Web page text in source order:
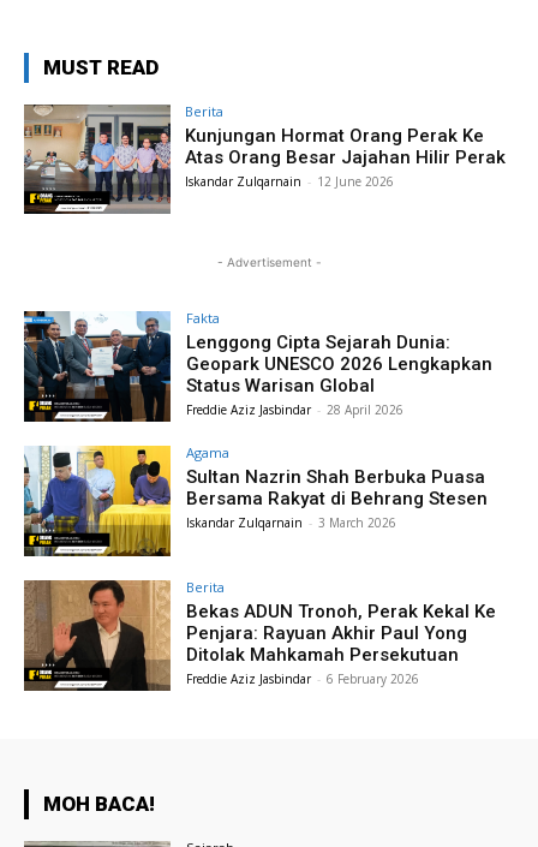
MUST READ
Berita
Kunjungan Hormat Orang Perak Ke
Atas Orang Besar Jajahan Hilir Perak
Iskandar Zulqarnain - 12 June 2026
- Advertisement -
Fakta
Lenggong Cipta Sejarah Dunia:
Geopark UNESCO 2026 Lengkapkan
Status Warisan Global
Freddie Aziz Jasbindar - 28 April 2026
Agama
Sultan Nazrin Shah Berbuka Puasa
Bersama Rakyat di Behrang Stesen
Iskandar Zulqarnain - 3 March 2026
Berita
Bekas ADUN Tronoh, Perak Kekal Ke
Penjara: Rayuan Akhir Paul Yong
Ditolak Mahkamah Persekutuan
Freddie Aziz Jasbindar - 6 February 2026
MOH BACA!